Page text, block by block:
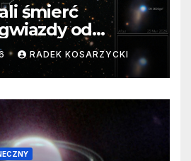
śmierć
od
Niezwykle
RADEK KOSARZYCKI